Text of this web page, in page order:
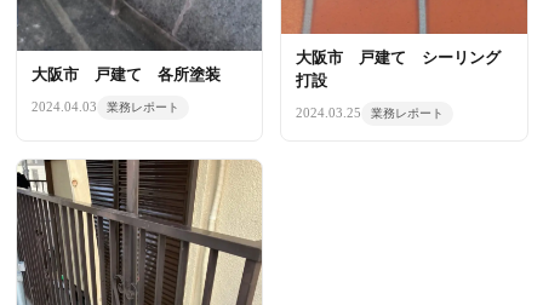
大阪市 戸建て 各所塗装
2024.04.03 業務レポート
大阪市 戸建て シーリング
打設
2024.03.25 業務レポート